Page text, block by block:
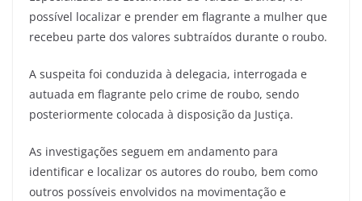
possível localizar e prender em flagrante a mulher que
recebeu parte dos valores subtraídos durante o roubo.
A suspeita foi conduzida à delegacia, interrogada e
autuada em flagrante pelo crime de roubo, sendo
posteriormente colocada à disposição da Justiça.
As investigações seguem em andamento para
identificar e localizar os autores do roubo, bem como
outros possíveis envolvidos na movimentação e